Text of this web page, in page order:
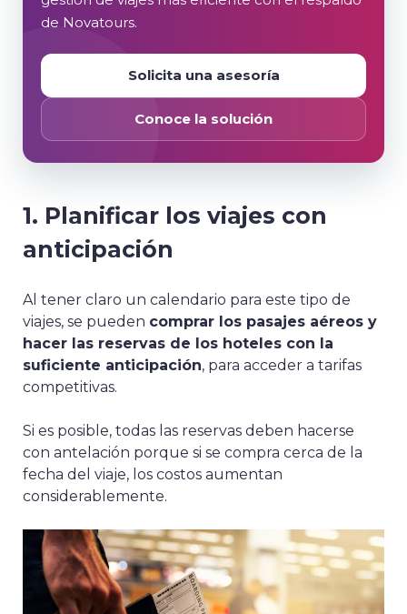
de Novatours.
Solicita una asesoría
Conoce la solución
1. Planificar los viajes con
anticipación
Al tener claro un calendario para este tipo de
viajes, se pueden comprar los pasajes aéreos y
hacer las reservas de los hoteles con la
suficiente anticipación, para acceder a tarifas
competitivas.
Si es posible, todas las reservas deben hacerse
con antelación porque si se compra cerca de la
fecha del viaje, los costos aumentan
considerablemente.